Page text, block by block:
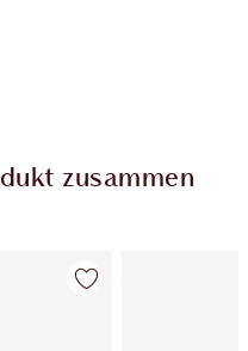
zusammen